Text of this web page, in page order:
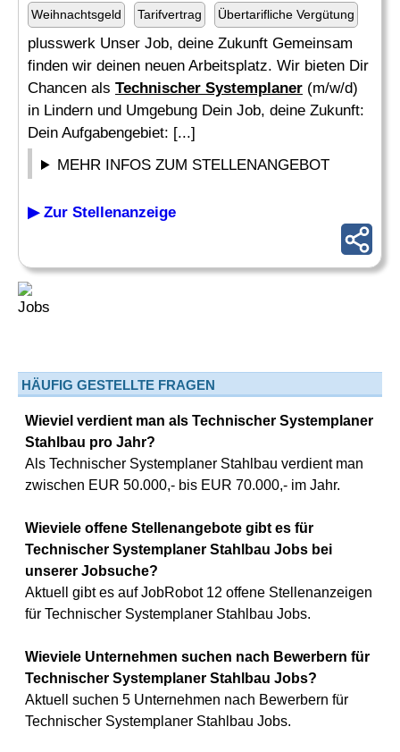
Weihnachtsgeld Tarifvertrag Übertarifliche Vergütung
plusswerk Unser Job, deine Zukunft Gemeinsam
finden wir deinen neuen Arbeitsplatz. Wir bieten Dir
Chancen als Technischer Systemplaner (m/w/d)
in Lindern und Umgebung Dein Job, deine Zukunft:
Dein Aufgabengebiet: [...]
MEHR INFOS ZUM STELLENANGEBOT
▶ Zur Stellenanzeige
HÄUFIG GESTELLTE FRAGEN
Wieviel verdient man als Technischer Systemplaner
Stahlbau pro Jahr?
Als Technischer Systemplaner Stahlbau verdient man
zwischen EUR 50.000,- bis EUR 70.000,- im Jahr.
Wieviele offene Stellenangebote gibt es für
Technischer Systemplaner Stahlbau Jobs bei
unserer Jobsuche?
Aktuell gibt es auf JobRobot 12 offene Stellenanzeigen
für Technischer Systemplaner Stahlbau Jobs.
Wieviele Unternehmen suchen nach Bewerbern für
Technischer Systemplaner Stahlbau Jobs?
Aktuell suchen 5 Unternehmen nach Bewerbern für
Technischer Systemplaner Stahlbau Jobs.